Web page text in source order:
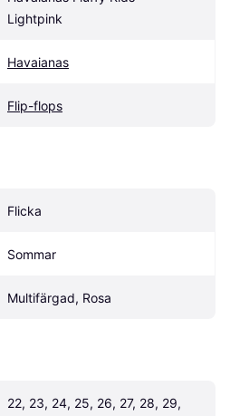
Lightpink
Havaianas
Flip-flops
Flicka
Sommar
Multifärgad, Rosa
22, 23, 24, 25, 26, 27, 28, 29,